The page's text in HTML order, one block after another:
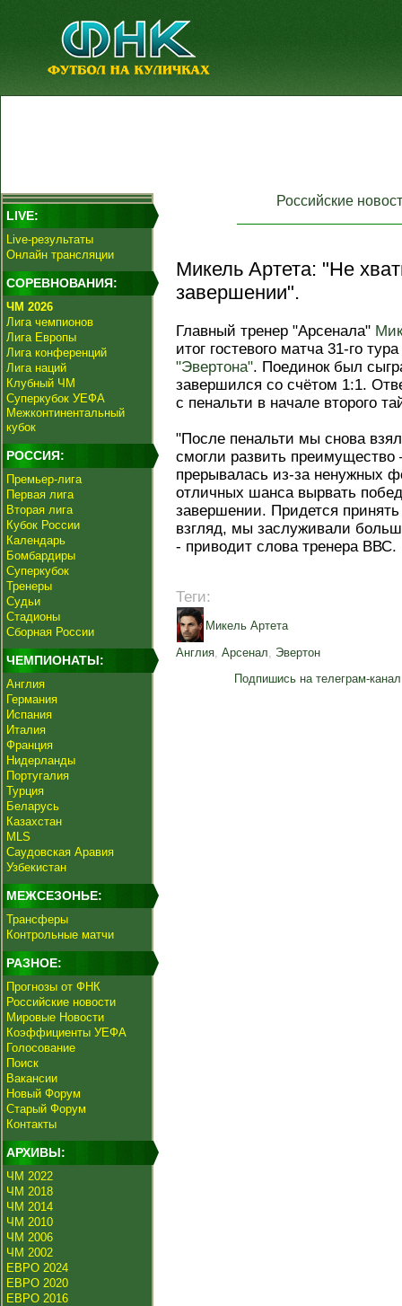
LIVE:
Live-результаты
Онлайн трансляции
СОРЕВНОВАНИЯ:
ЧМ 2026
Лига чемпионов
Лига Европы
Лига конференций
Лига наций
Клубный ЧМ
Суперкубок УЕФА
Межконтинентальный
кубок
РОССИЯ:
Премьер-лига
Первая лига
Вторая лига
Кубок России
Календарь
Бомбардиры
Суперкубок
Тренеры
Судьи
Стадионы
Сборная России
ЧЕМПИОНАТЫ:
Англия
Германия
Испания
Италия
Франция
Нидерланды
Португалия
Турция
Беларусь
Казахстан
MLS
Саудовская Аравия
Узбекистан
МЕЖСЕЗОНЬЕ:
Трансферы
Контрольные матчи
РАЗНОЕ:
Прогнозы от ФНК
Российские новости
Мировые Новости
Коэффициенты УЕФА
Голосование
Поиск
Вакансии
Новый Форум
Старый Форум
Контакты
АРХИВЫ:
ЧМ 2022
ЧМ 2018
ЧМ 2014
ЧМ 2010
ЧМ 2006
ЧМ 2002
ЕВРО 2024
ЕВРО 2020
ЕВРО 2016
Российские
Микель Артета: "Не
завершении".
Главный тренер "Арсенала"
итог гостевого матча 31-го
"Эвертона". Поединок был
завершился со счётом 1:1.
с пенальти в начале второго
"После пенальти мы снова
смогли развить преимущество
прерывалась из-за ненужных
отличных шанса вырвать
завершении. Придется
взгляд, мы заслуживали
- приводит слова тренера ВВС.
Теги:
Микель Артета
Англия, Арсенал, Эвертон
Подпишись на телеграм-